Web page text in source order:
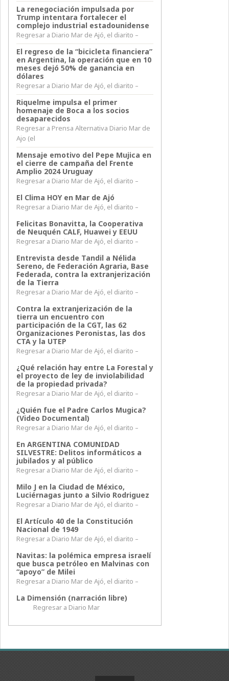
La renegociación impulsada por
Trump intentara fortalecer el
complejo industrial estadounidense
Regresar a Diario Mar de Ajó, el diarito –
El regreso de la “bicicleta financiera”
en Argentina, la operación que en 10
meses dejó 50% de ganancia en
dólares
Regresar a Diario Mar de Ajó, el diarito –
Riquelme impulsa el primer
homenaje de Boca a los socios
desaparecidos
Regresar a Prensa Alternativa Diario Mar de
Ajo (el
Mensaje emotivo del Pepe Mujica en
el cierre de campaña del Frente
Amplio 2024 Uruguay
Regresar a Diario Mar de Ajó, el diarito –
El Clima HOY en Mar de Ajó
Regresar a Diario Mar de Ajó, el diarito –
Felicitas Bonavitta, la Cooperativa
de Neuquén CALF, Huawei y EEUU
Regresar a Diario Mar de Ajó, el diarito –
Entrevista desde Tandil a Nélida
Sereno, de Federación Agraria, Base
Federada, contra la extranjerización
de la Tierra
Regresar a Diario Mar de Ajó, el diarito –
Contra la extranjerización de la
tierra un encuentro con
participación de la CGT, las 62
Organizaciones Peronistas, las dos
CTA y la UTEP
Regresar a Diario Mar de Ajó, el diarito –
¿Qué relación hay entre La Forestal y
el proyecto de ley de inviolabilidad
de la propiedad privada?
Regresar a Diario Mar de Ajó, el diarito –
¿Quién fue el Padre Carlos Mugica?
(Video Documental)
Regresar a Diario Mar de Ajó, el diarito –
En ARGENTINA COMUNIDAD
SILVESTRE: Delitos informáticos a
jubilados y al público
Regresar a Diario Mar de Ajó, el diarito –
Milo J en la Ciudad de México,
Luciérnagas junto a Silvio Rodriguez
Regresar a Diario Mar de Ajó, el diarito –
El Artículo 40 de la Constitución
Nacional de 1949
Regresar a Diario Mar de Ajó, el diarito –
Navitas: la polémica empresa israelí
que busca petróleo en Malvinas con
“apoyo” de Milei
Regresar a Diario Mar de Ajó, el diarito –
La Dimensión (narración libre)
Regresar a Diario Mar